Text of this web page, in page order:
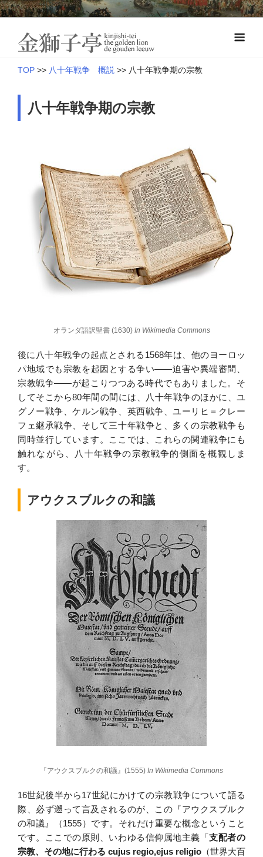
Skip
to
content
オランダ近世史―八十年戦争とナッサウ伯の軍制改革
金獅子亭 本
TOP >> 八十年戦争 概説 >> 八十年戦争期の宗教
八十年戦争期の宗教
オランダ語訳聖書 (1630) In Wikimedia Commons
後に八十年戦争の起点とされる1568年は、他のヨーロッ
パ地域でも宗教を起因とする争い――迫害や異端審問、
宗教戦争――が起こりつつある時代でもありました。そ
してそこから80年間の間には、八十年戦争のほかに、ユ
グノー戦争、ケルン戦争、英西戦争、ユーリヒ＝クレー
フェ継承戦争、そして三十年戦争と、多くの宗教戦争も
同時並行しています。ここでは、これらの関連戦争にも
触れながら、八十年戦争の宗教戦争的側面を概観しま
す。
アウクスブルクの和議
『アウクスブルクの和議』(1555) In Wikimedia Commons
16世紀後半から17世紀にかけての宗教戦争について語る
際、必ず遡って言及されるのが、この『アウクスブルク
の和議』（1555）です。それだけ重要な概念ということ
です。ここでの原則、いわゆる信仰属地主義「支配者の
宗教、その地に行わる cujus regio,ejus religio （世界大百